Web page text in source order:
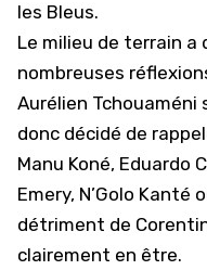
les Bleus.
Le milieu de terrain a
nombreuses
Aurélien
donc décidé de
Manu Koné, Eduardo
Emery, N’Golo Kanté
détriment de
clairement en être.